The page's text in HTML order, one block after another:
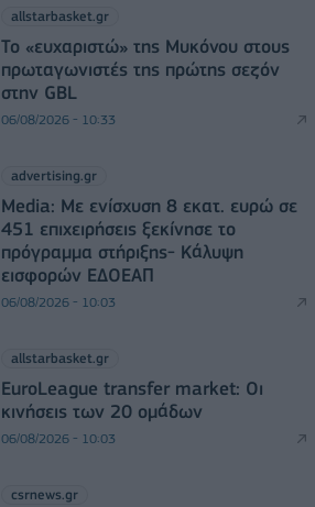
allstarbasket.gr
Το «ευχαριστώ» της Μυκόνου στους
πρωταγωνιστές της πρώτης σεζόν
στην GBL
06/08/2026 - 10:33
advertising.gr
Media: Με ενίσχυση 8 εκατ. ευρώ σε
451 επιχειρήσεις ξεκίνησε το
πρόγραμμα στήριξης- Κάλυψη
εισφορών ΕΔΟΕΑΠ
06/08/2026 - 10:03
allstarbasket.gr
EuroLeague transfer market: Οι
κινήσεις των 20 ομάδων
06/08/2026 - 10:03
csrnews.gr